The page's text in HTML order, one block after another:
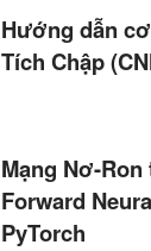
Hướng dẫn
Tích Chập
Mạng Nơ-
Forward
PyTorch